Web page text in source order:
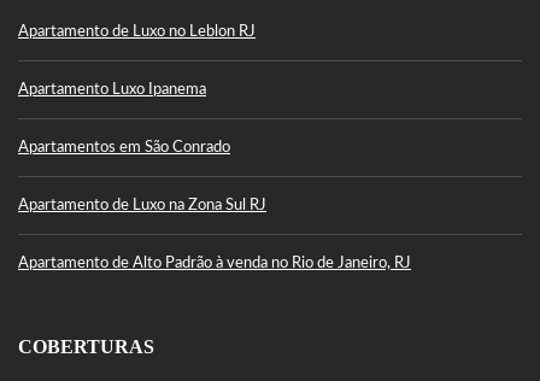
Apartamento de Luxo no Leblon RJ
Apartamento Luxo Ipanema
Apartamentos em São Conrado
Apartamento de Luxo na Zona Sul RJ
Apartamento de Alto Padrão à venda no Rio de Janeiro, RJ
COBERTURAS